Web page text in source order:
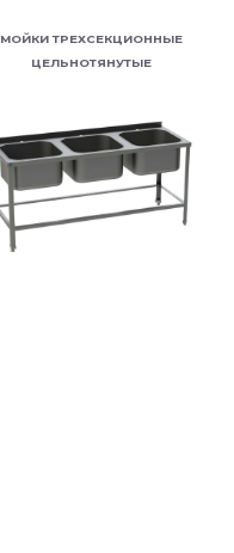
МОЙКИ ТРЕХСЕКЦИОННЫЕ
ЦЕЛЬНОТЯНУТЫЕ